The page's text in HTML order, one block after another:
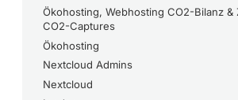
Ökohosting, Webhosting CO2-Bilanz &
CO2-Captures
Ökohosting
Nextcloud Admins
Nextcloud